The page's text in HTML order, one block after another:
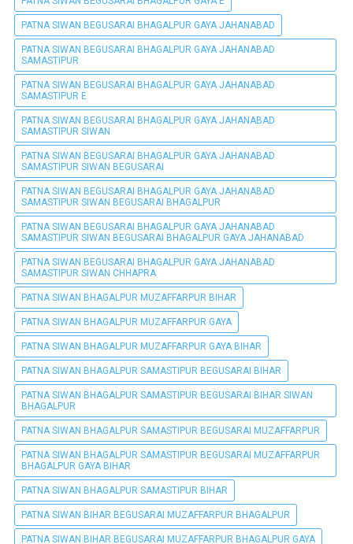
PATNA SIWAN BEGUSARAI BHAGALPUR GAYA JAHANABAD
PATNA SIWAN BEGUSARAI BHAGALPUR GAYA JAHANABAD
SAMASTIPUR
PATNA SIWAN BEGUSARAI BHAGALPUR GAYA JAHANABAD
SAMASTIPUR E
PATNA SIWAN BEGUSARAI BHAGALPUR GAYA JAHANABAD
SAMASTIPUR SIWAN
PATNA SIWAN BEGUSARAI BHAGALPUR GAYA JAHANABAD
SAMASTIPUR SIWAN BEGUSARAI
PATNA SIWAN BEGUSARAI BHAGALPUR GAYA JAHANABAD
SAMASTIPUR SIWAN BEGUSARAI BHAGALPUR
PATNA SIWAN BEGUSARAI BHAGALPUR GAYA JAHANABAD
SAMASTIPUR SIWAN BEGUSARAI BHAGALPUR GAYA JAHANABAD
PATNA SIWAN BEGUSARAI BHAGALPUR GAYA JAHANABAD
SAMASTIPUR SIWAN CHHAPRA
PATNA SIWAN BHAGALPUR MUZAFFARPUR BIHAR
PATNA SIWAN BHAGALPUR MUZAFFARPUR GAYA
PATNA SIWAN BHAGALPUR MUZAFFARPUR GAYA BIHAR
PATNA SIWAN BHAGALPUR SAMASTIPUR BEGUSARAI BIHAR
PATNA SIWAN BHAGALPUR SAMASTIPUR BEGUSARAI BIHAR SIWAN
BHAGALPUR
PATNA SIWAN BHAGALPUR SAMASTIPUR BEGUSARAI MUZAFFARPUR
PATNA SIWAN BHAGALPUR SAMASTIPUR BEGUSARAI MUZAFFARPUR
BHAGALPUR GAYA BIHAR
PATNA SIWAN BHAGALPUR SAMASTIPUR BIHAR
PATNA SIWAN BIHAR BEGUSARAI MUZAFFARPUR BHAGALPUR
PATNA SIWAN BIHAR BEGUSARAI MUZAFFARPUR BHAGALPUR GAYA